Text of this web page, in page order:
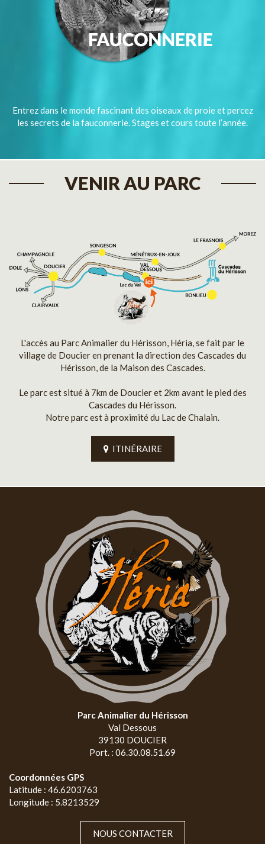
Entrez dans le monde fascinant des oiseaux de proie et percez
les secrets de la fauconnerie. Stages et cours toute l’année.
VENIR AU PARC
L'accès au Parc Animalier du Hérisson, Héria, se fait par le
village de Doucier en prenant la direction des Cascades du
Hérisson, de la Maison des Cascades.
Le parc est situé à 7km de Doucier et 2km avant le pied des
Cascades du Hérisson.
Notre parc est à proximité du Lac de Chalain.
ITINÉRAIRE
Parc Animalier du Hérisson
Val Dessous
39130 DOUCIER
Port. : 06.30.08.51.69
Coordonnées GPS
Latitude : 46.6203763
Longitude : 5.8213529
NOUS CONTACTER